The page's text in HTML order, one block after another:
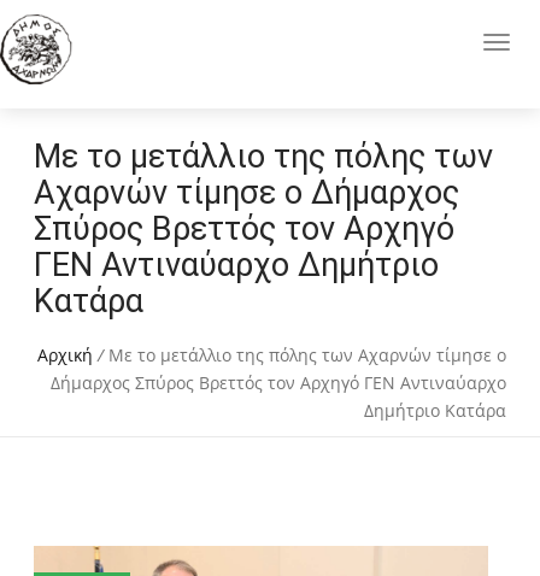
Με το μετάλλιο της πόλης των
Αχαρνών τίμησε ο Δήμαρχος
Σπύρος Βρεττός τον Αρχηγό
ΓΕΝ Αντιναύαρχο Δημήτριο
Κατάρα
Αρχική / Με το μετάλλιο της πόλης των Αχαρνών τίμησε ο
Δήμαρχος Σπύρος Βρεττός τον Αρχηγό ΓΕΝ Αντιναύαρχο
Δημήτριο Κατάρα